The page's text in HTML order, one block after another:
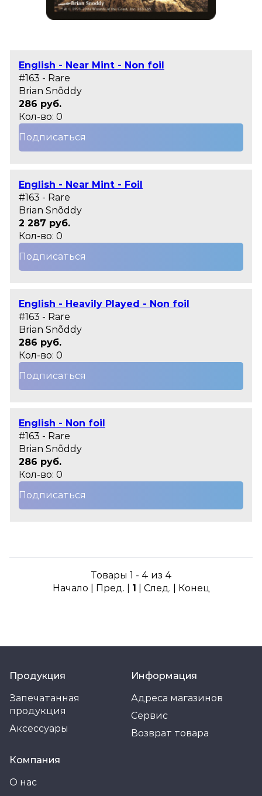
English - Near Mint - Non foil
#163 - Rare
Brian Snõddy
286 руб.
Кол-во: 0
Подписаться
English - Near Mint - Foil
#163 - Rare
Brian Snõddy
2 287 руб.
Кол-во: 0
Подписаться
English - Heavily Played - Non foil
#163 - Rare
Brian Snõddy
286 руб.
Кол-во: 0
Подписаться
English - Non foil
#163 - Rare
Brian Snõddy
286 руб.
Кол-во: 0
Подписаться
Товары 1 - 4 из 4
Начало | Пред. | 1 | След. | Конец
Продукция
Запечатанная
продукция
Аксессуары
Информация
Адреса магазинов
Сервис
Возврат товара
Компания
О нас